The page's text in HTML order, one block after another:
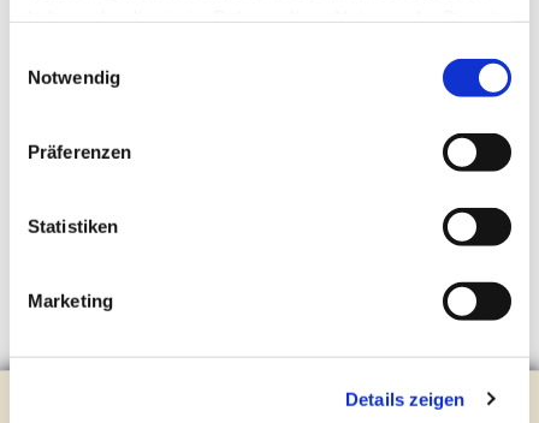
Notwendig
Präferenzen
Statistiken
Marketing
Details zeigen
Evangelische Kirchengemeinde Steinhagen